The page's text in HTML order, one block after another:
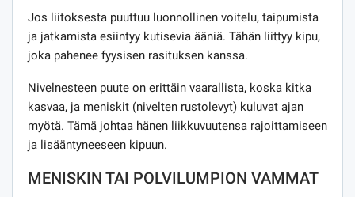
Jos liitoksesta puuttuu luonnollinen voitelu, taipumista
ja jatkamista esiintyy kutisevia ääniä. Tähän liittyy kipu,
joka pahenee fyysisen rasituksen kanssa.
Nivelnesteen puute on erittäin vaarallista, koska kitka
kasvaa, ja meniskit (nivelten rustolevyt) kuluvat ajan
myötä. Tämä johtaa hänen liikkuvuutensa rajoittamiseen
ja lisääntyneeseen kipuun.
MENISKIN TAI POLVILUMPION VAMMAT